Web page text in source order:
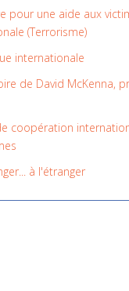
pour une aide aux
(Terrorisme)
internationale
de David McKenna,
coopération
à l'étranger